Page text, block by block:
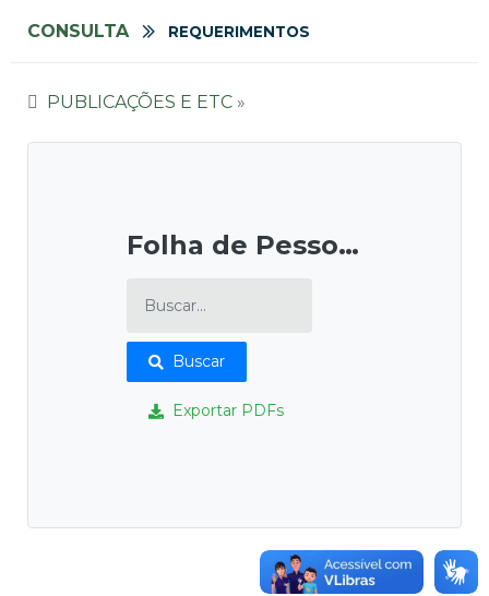
CONSULTA REQUERIMENTOS
PUBLICAÇÕES E ETC »
Folha de Pessoal
Buscar
Exportar PDFs